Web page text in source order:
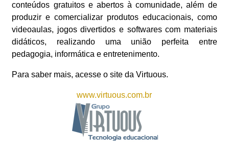
conteúdos gratuitos e abertos à comunidade, além de
produzir e comercializar produtos educacionais, como
videoaulas, jogos divertidos e softwares com materiais
didáticos, realizando uma união perfeita entre
pedagogia, informática e entretenimento.
Para saber mais, acesse o site da Virtuous.
www.virtuous.com.br